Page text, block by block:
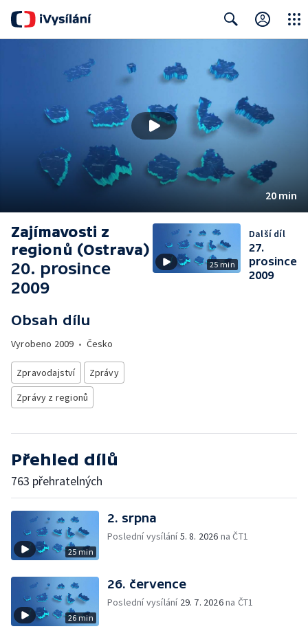
20 min
Zajímavosti z
regionů (Ostrava)
20. prosince
2009
Obsah dílu
Vyrobeno 2009 • Česko
Zpravodajství
Zprávy
Zprávy z regionů
25 min
Další díl
27.
prosince
2009
Přehled dílů
763 přehratelných
25 min
2. srpna
Poslední vysílání5. 8. 2026 na ČT1
26 min
26. července
Poslední vysílání 29. 7. 2026na ČT1